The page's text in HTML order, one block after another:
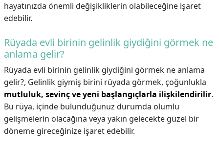
hayatınızda önemli değişikliklerin olabileceğine işaret
edebilir.
Rüyada evli birinin gelinlik giydiğini görmek ne
anlama gelir?
Rüyada evli birinin gelinlik giydiğini görmek ne anlama
gelir?, Gelinlik giymiş birini rüyada görmek, çoğunlukla
mutluluk, sevinç ve yeni başlangıçlarla ilişkilendirilir.
Bu rüya, içinde bulunduğunuz durumda olumlu
gelişmelerin olacağına veya yakın gelecekte güzel bir
döneme gireceğinize işaret edebilir.